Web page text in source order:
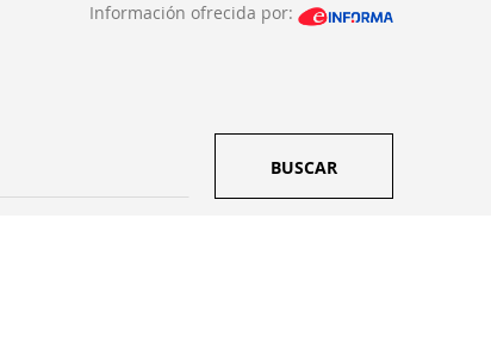
Información ofrecida por:
BUSCAR